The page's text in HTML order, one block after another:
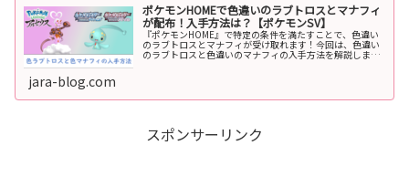
ポケモンHOMEで色違いのラブトロスとマナフィ
が配布！入手方法は？【ポケモンSV】
『ポケモンHOME』で特定の条件を満たすことで、色違い
のラブトロスとマナフィが受け取れます！今回は、色違い
のラブトロスと色違いのマナフィの入手方法を解説しま
jara-blog.com
スポンサーリンク